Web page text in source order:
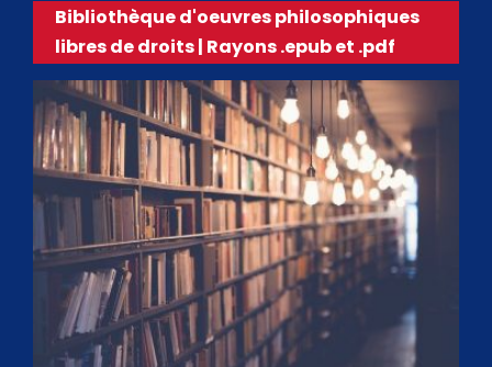
Bibliothèque d'oeuvres philosophiques
libres de droits | Rayons .epub et .pdf